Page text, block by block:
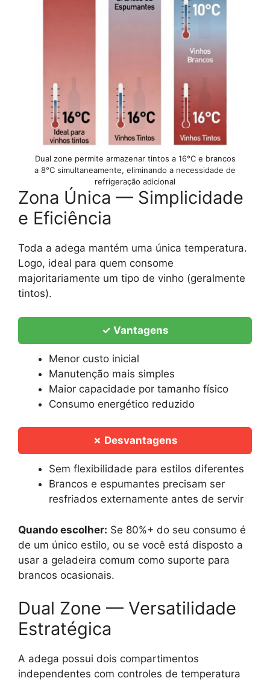
Dual zone permite armazenar tintos a 16°C e brancos
a 8°C simultaneamente, eliminando a necessidade de
refrigeração adicional
Zona Única — Simplicidade
e Eficiência
Toda a adega mantém uma única temperatura.
Logo, ideal para quem consome
majoritariamente um tipo de vinho (geralmente
tintos).
✓ Vantagens
Menor custo inicial
Manutenção mais simples
Maior capacidade por tamanho físico
Consumo energético reduzido
✗ Desvantagens
Sem flexibilidade para estilos diferentes
Brancos e espumantes precisam ser
resfriados externamente antes de servir
Quando escolher: Se 80%+ do seu consumo é
de um único estilo, ou se você está disposto a
usar a geladeira comum como suporte para
brancos ocasionais.
Dual Zone — Versatilidade
Estratégica
A adega possui dois compartimentos
independentes com controles de temperatura